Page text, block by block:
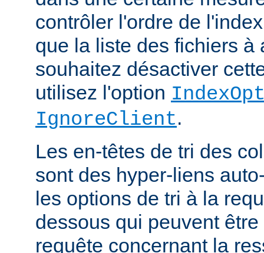
contrôler l'ordre de
que la liste des fichiers à
souhaitez désactiver
utilisez l'option
IgnoreClient.
Les en-têtes de tri des
sont des hyper-liens
les options de tri à la
dessous qui peuvent
requête concernant la